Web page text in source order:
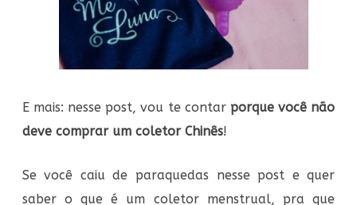
E mais: nesse post, vou te contar porque você não
deve comprar um coletor Chinês!
Se você caiu de paraquedas nesse post e quer
saber o que é um coletor menstrual, pra que